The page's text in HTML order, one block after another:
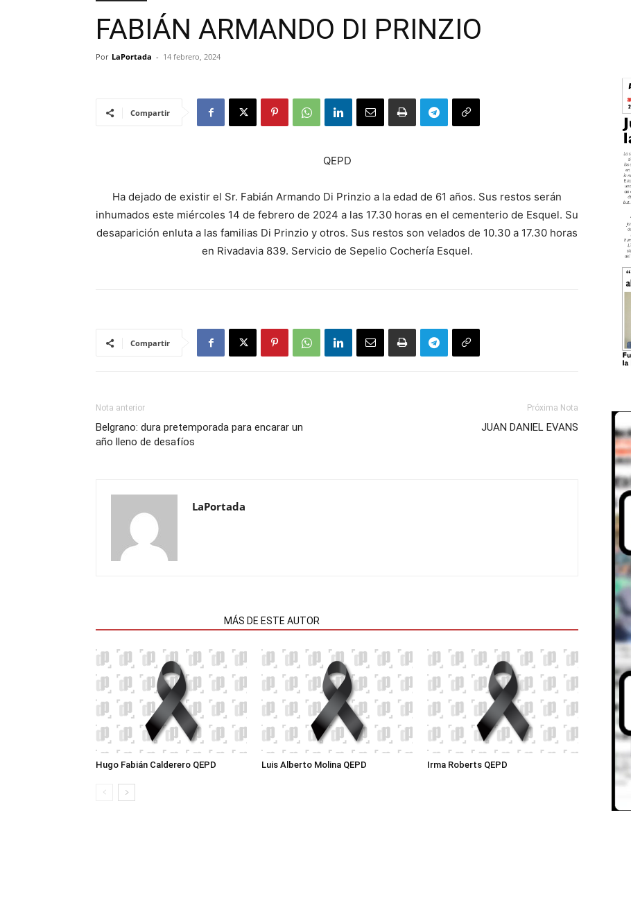
FABIÁN ARMANDO DI PRINZIO
Por LaPortada - 14 febrero, 2024
Compartir
QEPD
Ha dejado de existir el Sr. Fabián Armando Di Prinzio a la edad de 61 años. Sus restos serán
inhumados este miércoles 14 de febrero de 2024 a las 17.30 horas en el cementerio de Esquel. Su
desaparición enluta a las familias Di Prinzio y otros. Sus restos son velados de 10.30 a 17.30 horas
en Rivadavia 839. Servicio de Sepelio Cochería Esquel.
Compartir
Nota anterior
Belgrano: dura pretemporada para encarar un
año lleno de desafíos
Próxima Nota
JUAN DANIEL EVANS
LaPortada
MÁS DE ESTE AUTOR
Hugo Fabián Calderero QEPD Luis Alberto Molina QEPD Irma Roberts QEPD